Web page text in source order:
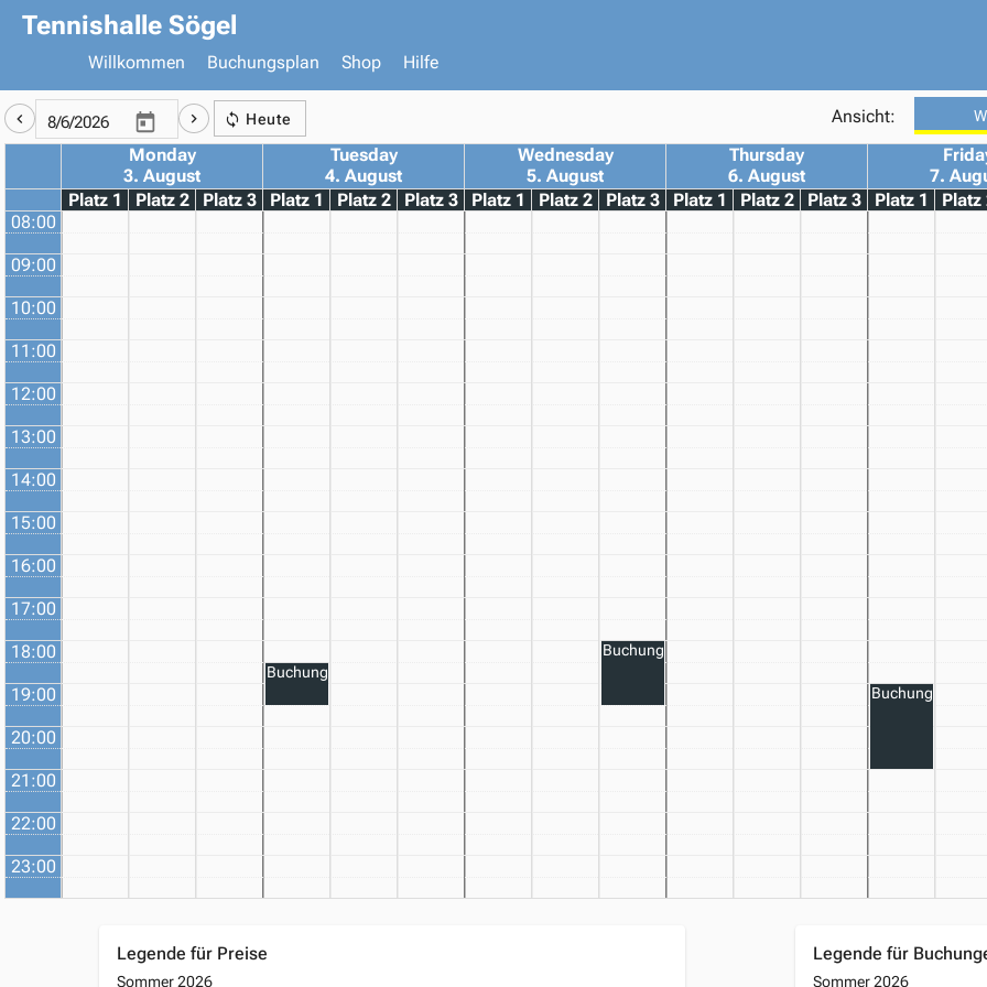
Tennishalle Sögel
Willkommen Buchungsplan Shop Hilfe
Heute Ansicht:
Monday
3. August
Tuesday
4. August
Wednesday
5. August
Thursday
6. August
7.
Platz 1
Platz 2 Platz 3 Platz 1 Platz 2 Platz 3 Platz 1 Platz 2 Platz 3 Platz 1 Platz 2 Platz 3 Platz 1
Platz
08:00
09:00
10:00
11:00
12:00
13:00
14:00
15:00
16:00
17:00
18:00
19:00
20:00
21:00
22:00
23:00
Buchung
Buchung
Buchung
Legende für Preise
Sommer 2026
Legende für
Sommer 2026